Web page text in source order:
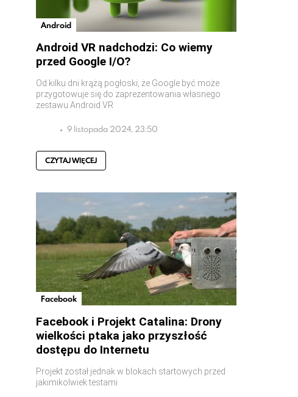
Android
Android VR nadchodzi: Co wiemy
przed Google I/O?
Od kilku dni krążą pogłoski, że Google być może
przygotowuje się do zaprezentowania własnego
zestawu Android VR
9 listopada 2024, 23:50
CZYTAJ WIĘCEJ
Facebook
Facebook i Projekt Catalina: Drony
wielkości ptaka jako przyszłość
dostępu do Internetu
Projekt został jednak w blokach startowych przed
jakimikolwiek testami